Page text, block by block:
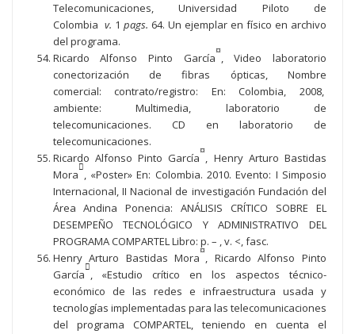
Telecomunicaciones, Universidad Piloto de
Colombia v. 1 pags. 64. Un ejemplar en físico en archivo
del programa.
Ricardo Alfonso Pinto García
¤
, Video laboratorio
conectorización de fibras ópticas, Nombre
comercial: contrato/registro: En: Colombia, 2008,
ambiente: Multimedia, laboratorio de
telecomunicaciones. CD en laboratorio de
telecomunicaciones.
Ricardo Alfonso Pinto García
¤
, Henry Arturo Bastidas
Mora

, «Poster» En: Colombia. 2010. Evento: I Simposio
Internacional, II Nacional de investigación Fundación del
Área Andina Ponencia: ANÁLISIS CRÍTICO SOBRE EL
DESEMPEÑO TECNOLÓGICO Y ADMINISTRATIVO DEL
PROGRAMA COMPARTEL Libro: p. – , v. <, fasc.
Henry Arturo Bastidas Mora
¤
, Ricardo Alfonso Pinto
García

, «Estudio crítico en los aspectos técnico-
económico de las redes e infraestructura usada y
tecnologías implementadas para las telecomunicaciones
del programa COMPARTEL, teniendo en cuenta el